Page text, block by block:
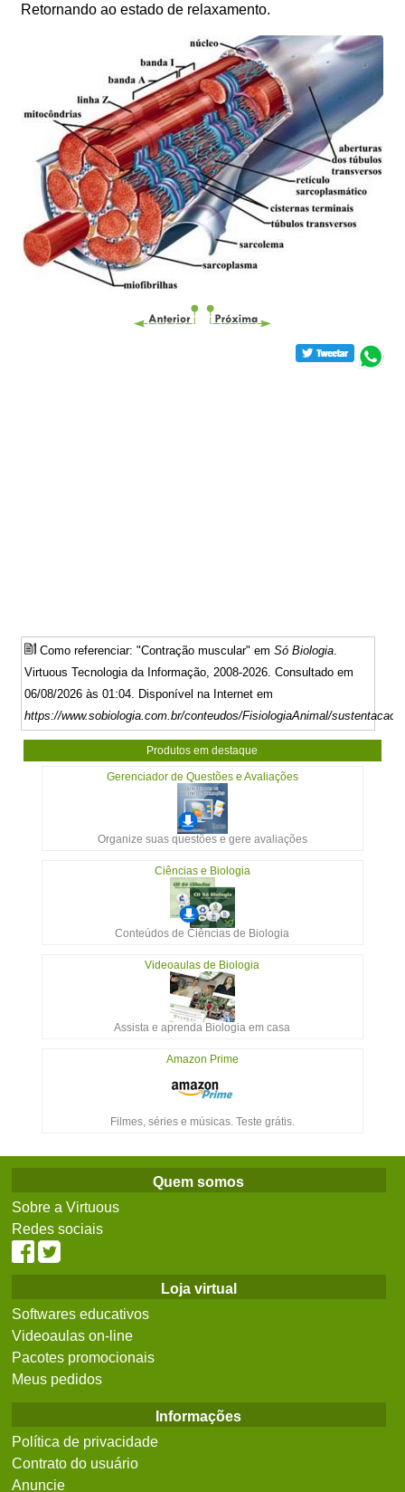
Retornando ao estado de relaxamento.
Como referenciar: "Contração muscular" emSó Biologia
Virtuous Tecnologia da Informação, 2008-2026. Consultado em
06/08/2026 às 01:04. Disponível na Internet em
https://www.sobiologia.com.br/conteudos/FisiologiaAnimal/
Produtos em destaque
Gerenciador de Questões e Avaliações
Organize suas questões e gere avaliações
Ciências e Biologia
Conteúdos de Ciências de Biologia
Videoaulas de Biologia
Assista e aprenda Biologia em casa
Amazon Prime
Filmes, séries e músicas. Teste grátis.
Quem somos
Sobre a Virtuous
Redes sociais
Loja virtual
Softwares educativos
Videoaulas on-line
Pacotes promocionais
Meus pedidos
Informações
Política de privacidade
Contrato do usuário
Anuncie